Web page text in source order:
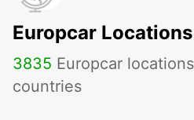
Europcar
3835 Europcar
countries